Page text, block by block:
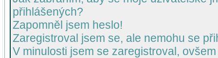
přihlášených?
Zapomněl jsem heslo!
Zaregistroval jsem se, ale nemohu se
V minulosti jsem se zaregistroval,